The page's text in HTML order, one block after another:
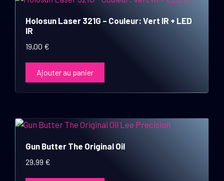
Holosun Laser 321G – Couleur: Vert IR + LED
IR
19,00 €
Ajouter au panier
Gun Butter The Original Oil
29,99 €